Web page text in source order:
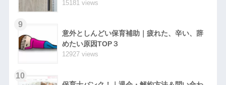
15181 views
9
意外としんどい保育補助｜疲れた、辛い、辞
めたい原因TOP３
12927 views
10